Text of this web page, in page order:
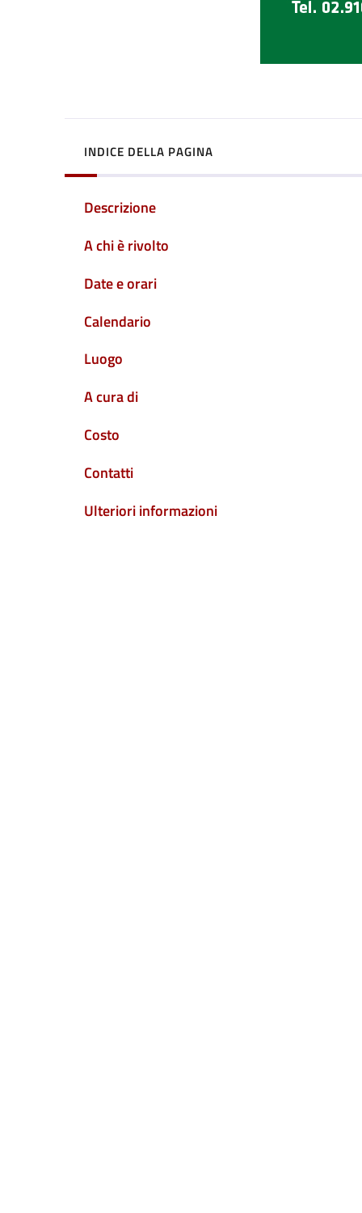
INDICE DELLA PAGINA
Descrizione
A chi è rivolto
Date e orari
Calendario
Luogo
A cura di
Costo
Contatti
Ulteriori informazioni